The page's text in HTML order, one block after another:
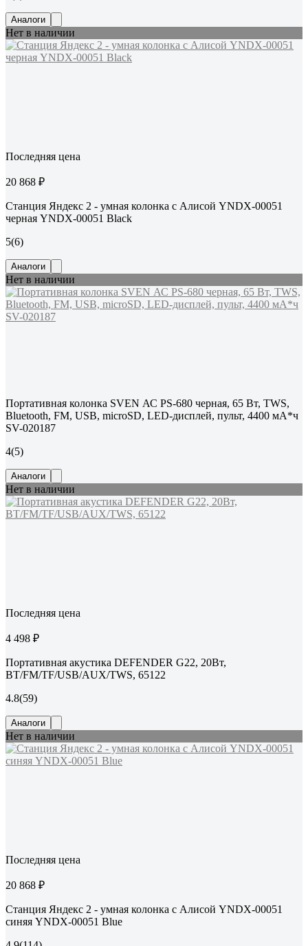
Аналоги
Нет в наличии
Последняя цена
20 868 ₽
Станция Яндекс 2 - умная колонка с Алисой YNDX-00051
черная YNDX-00051 Black
5(6)
Аналоги
Нет в наличии
Портативная колонка SVEN АС PS-680 черная, 65 Вт, TWS,
Bluetooth, FM, USB, microSD, LED-дисплей, пульт, 4400 мА*ч
SV-020187
4(5)
Аналоги
Нет в наличии
Последняя цена
4 498 ₽
Портативная акустика DEFENDER G22, 20Вт,
BT/FM/TF/USB/AUX/TWS, 65122
4.8(59)
Аналоги
Нет в наличии
Последняя цена
20 868 ₽
Станция Яндекс 2 - умная колонка с Алисой YNDX-00051
синяя YNDX-00051 Blue